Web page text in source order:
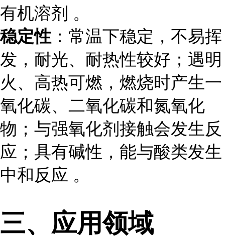
有机溶剂 。
稳定性 ：常温下稳定，不易挥
发，耐光、耐热性较好；遇明
火、高热可燃，燃烧时产生一
氧化碳、二氧化碳和氮氧化
物；与强氧化剂接触会发生反
应；具有碱性，能与酸类发生
中和反应 。
三、应用领域